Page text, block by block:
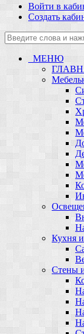
Войти в
Создать
МЕНЮ
Кухня
Стены